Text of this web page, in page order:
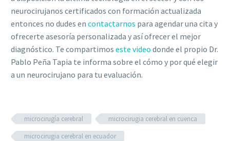
neurocirujanos certificados con formación actualizada
entonces no dudes en contactarnos para agendar una cita y
ofrecerte asesoría personalizada y así ofrecer el mejor
diagnóstico. Te compartimos este video donde el propio Dr.
Pablo Peña Tapia te informa sobre el cómo y por qué elegir
a un neurocirujano para tu evaluación.
microcirugía cerebral
microcirugia cerebral en cuenca
microcirugia cerebral en ecuador